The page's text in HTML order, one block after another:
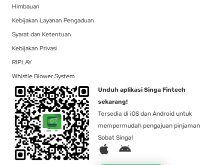
Himbauan
Kebijakan Layanan Pengaduan
Syarat dan Ketentuan
Kebijakan Privasi
RIPLAY
Whistle Blower System
Unduh aplikasi Singa Fintech
sekarang!
Tersedia di iOS dan Android untuk
mempermudah pengajuan pinjaman
Sobat Singa!
A
A